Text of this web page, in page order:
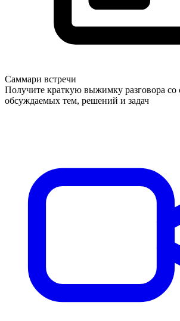
Саммари встречи
Получите краткую выжимку разговора со
обсуждаемых тем, решений и задач